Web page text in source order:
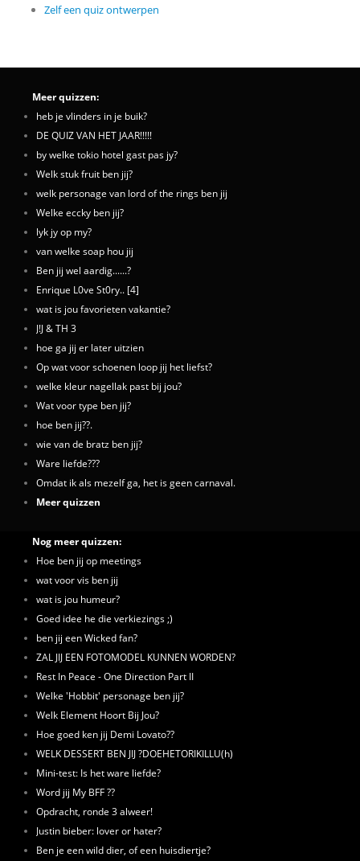
Zelf een quiz ontwerpen
Meer quizzen:
heb je vlinders in je buik?
DE QUIZ VAN HET JAAR!!!!!
by welke tokio hotel gast pas jy?
Welk stuk fruit ben jij?
welk personage van lord of the rings ben jij
Welke eccky ben jij?
lyk jy op my?
van welke soap hou jij
Ben jij wel aardig......?
Enrique L0ve St0ry.. [4]
wat is jou favorieten vakantie?
J!J & TH 3
hoe ga jij er later uitzien
Op wat voor schoenen loop jij het liefst?
welke kleur nagellak past bij jou?
Wat voor type ben jij?
hoe ben jij??.
wie van de bratz ben jij?
Ware liefde???
Omdat ik als mezelf ga, het is geen carnaval.
Meer quizzen
Nog meer quizzen:
Hoe ben jij op meetings
wat voor vis ben jij
wat is jou humeur?
Goed idee he die verkiezings ;)
ben jij een Wicked fan?
ZAL JIJ EEN FOTOMODEL KUNNEN WORDEN?
Rest In Peace - One Direction Part II
Welke 'Hobbit' personage ben jij?
Welk Element Hoort Bij Jou?
Hoe goed ken jij Demi Lovato??
WELK DESSERT BEN JIJ ?DOEHETORIKILLU(h)
Mini-test: Is het ware liefde?
Word jij My BFF ??
Opdracht, ronde 3 alweer!
Justin bieber: lover or hater?
Ben je een wild dier, of een huisdiertje?